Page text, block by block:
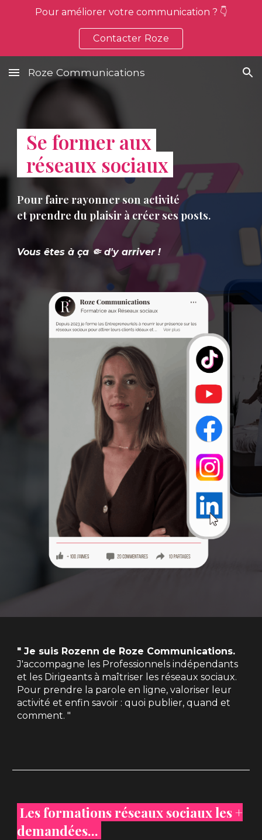
Pour améliorer votre communication ? 👇
Contacter Roze
Roze Communications
Se former aux
réseaux sociaux
Pourfaire rayonner son activité
et prendre du plaisir à créer ses posts.
Vous êtes à ça 🤏 d'y arriver !
" Je suis Rozenn de Roze Communications.
J'accompagne les Professionnels indépendants
et les Dirigeants à maîtriser les réseaux sociaux.
Pour prendre la parole en ligne, valoriser leur
activité et enfin savoir : quoi publier, quand et
comment. "
Les formations réseaux sociaux les +
demandées...